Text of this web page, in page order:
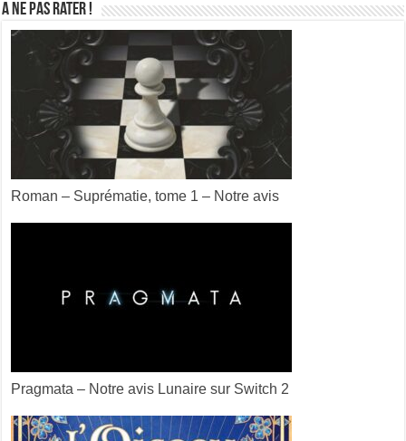
A ne pas rater !
Roman – Suprématie, tome 1 – Notre avis
Pragmata – Notre avis Lunaire sur Switch 2